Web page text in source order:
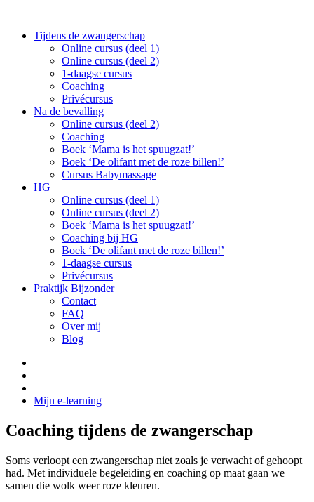
Tijdens de zwangerschap
Online cursus (deel 1)
Online cursus (deel 2)
1-daagse cursus
Coaching
Privécursus
Na de bevalling
Online cursus (deel 2)
Coaching
Boek ‘Mama is het spuugzat!’
Boek ‘De olifant met de roze billen!’
Cursus Babymassage
HG
Online cursus (deel 1)
Online cursus (deel 2)
Boek ‘Mama is het spuugzat!’
Coaching bij HG
Boek ‘De olifant met de roze billen!’
1-daagse cursus
Privécursus
Praktijk Bijzonder
Contact
FAQ
Over mij
Blog
Mijn e-learning
Coaching tijdens de zwangerschap
Soms verloopt een zwangerschap niet zoals je verwacht of gehoopt
had. Met individuele begeleiding en coaching op maat gaan we
samen die wolk weer roze kleuren.